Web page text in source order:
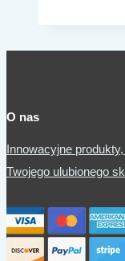
O nas
Innowacyjne
Twojego ulubionego